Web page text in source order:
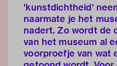
'kunstdichtheid'
naarmate je het
nadert. Zo wordt de
van het museum al
voorproefje van wat